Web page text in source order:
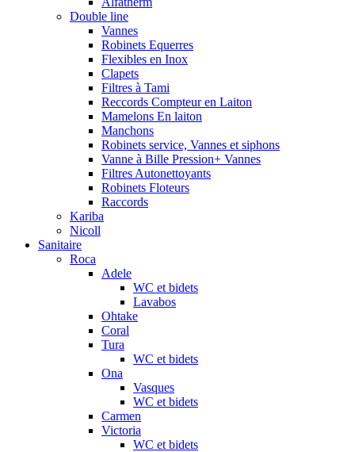
Double line
Vannes
Robinets Equerres
Flexibles en Inox
Clapets
Filtres à Tami
Reccords Compteur en Laiton
Mamelons En laiton
Manchons
Robinets service, Vannes et siphons
Vanne à Bille Pression+ Vannes
Filtres Autonettoyants
Robinets Floteurs
Raccords
Kariba
Nicoll
Sanitaire
Roca
Adele
WC et bidets
Lavabos
Ohtake
Coral
Tura
WC et bidets
Ona
Vasques
WC et bidets
Carmen
Victoria
WC et bidets